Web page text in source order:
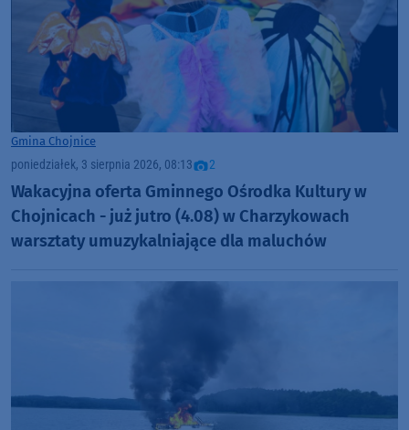
Gmina Chojnice
poniedziałek, 3 sierpnia 2026, 08:13 2
Wakacyjna oferta Gminnego Ośrodka Kultury w
Chojnicach - już jutro (4.08) w Charzykowach
warsztaty umuzykalniające dla maluchów